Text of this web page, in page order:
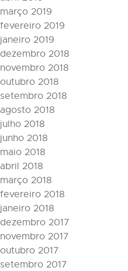
março 2019
fevereiro 2019
janeiro 2019
dezembro 2018
novembro 2018
outubro 2018
setembro 2018
agosto 2018
julho 2018
junho 2018
maio 2018
abril 2018
março 2018
fevereiro 2018
janeiro 2018
dezembro 2017
novembro 2017
outubro 2017
setembro 2017